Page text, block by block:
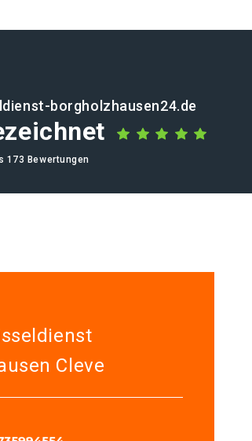
borgholzhausen24.de
173 Bewertungen
Cleve